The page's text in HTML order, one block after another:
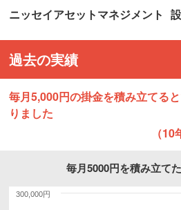
ニッセイアセットマネジメント
過去の実績
毎月5,000円の掛金を積み立てる
りました
（
毎月5000円を積み立て
300,000円